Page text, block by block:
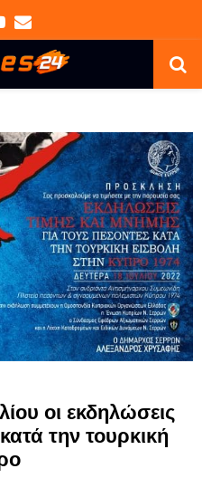
Youtube
Email
οι εκδηλώσεις
την τουρκική